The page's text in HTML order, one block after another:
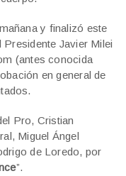
y finalizó este
Javier Milei
(antes conocida
en general de
Pro, Cristian
Miguel Ángel
de Loredo, por
”.